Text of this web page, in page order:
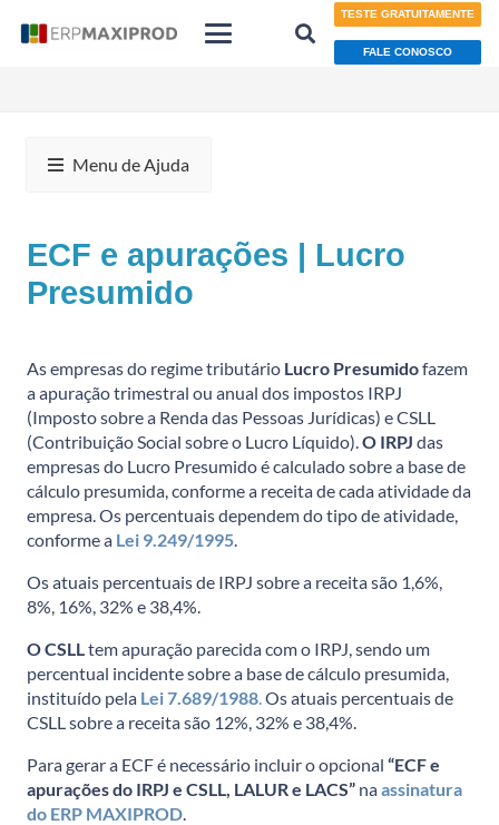
TESTE GRATUITAMENTE
FALE CONOSCO
Menu de Ajuda
ECF e apurações | Lucro
Presumido
As empresas do regime tributário Lucro Presumidofazem
a apuração trimestral ou anual dos impostos IRPJ
(Imposto sobre a Renda das Pessoas Jurídicas) e CSLL
(Contribuição Social sobre o Lucro Líquido). O IRPJ das
empresas do Lucro Presumido é calculado sobre a base de
cálculo presumida, conforme a receita de cada atividade da
empresa. Os percentuais dependem do tipo de atividade,
conforme a Lei 9.249/1995
Os atuais percentuais de IRPJ sobre a receita são 1,6%,
8%, 16%, 32% e 38,4%.
O CSLL tem apuração parecida com o IRPJ, sendo um
percentual incidente sobre a base de cálculo presumida,
instituído pela Lei 7.689/1988 Os atuais percentuais de
CSLL sobre a receita são 12%, 32% e 38,4%.
Para gerar a ECF é necessário incluir o opcional “ECF e
apurações do IRPJ e CSLL, LALUR e LACS” naassinatura
do ERP MAXIPROD